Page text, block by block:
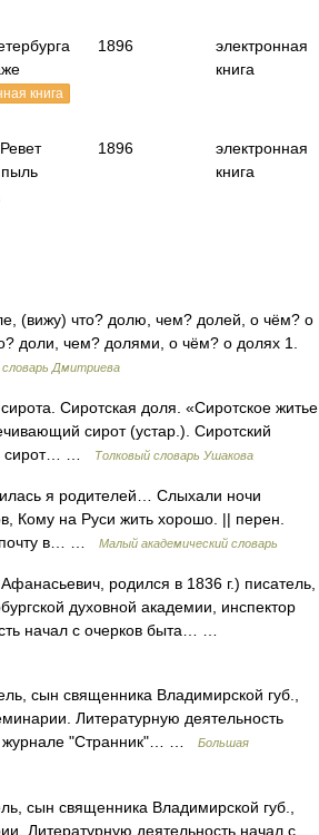
книга
1896
электронная
книга
1896
электронная
книга
(вижу) что? долю, чем? долей, о чём? о
доли, чем? долями, о чём? о долях 1.
словарь Дмитриева
Сиротская доля. «Сиротское житье
сирот (устар.). Сиротский
сирот… …
Толковый словарь Ушакова
я родителей… Слыхали ночи
Кому на Руси жить хорошо. || перен.
почту в… …
Малый академический словарь
родился в 1836 г.) писатель,
духовной академии, инспектор
начал с очерков быта… …
сын священника Владимирской губ.,
Литературную деятельность
журнале "Странник"… …
Большая
сын священника Владимирской губ.,
Литературную деятельность начал с